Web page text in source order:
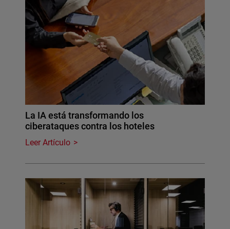
La IA está transformando los
ciberataques contra los hoteles
Leer Artículo